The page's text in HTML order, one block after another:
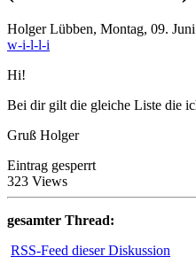
Holger Lübben, Montag, 09.
w-i-l-l-i
Hi!
Bei dir gilt die gleiche Liste die
Gruß Holger
Eintrag gesperrt
323 Views
gesamter Thread:
RSS-Feed dieser Diskussion